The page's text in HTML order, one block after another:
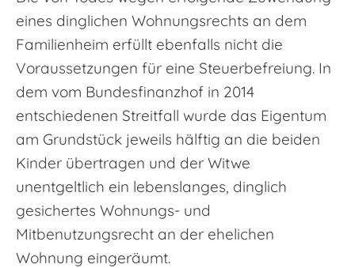
eines dinglichen Wohnungsrechts an dem
Familienheim erfüllt ebenfalls nicht die
Voraussetzungen für eine Steuerbefreiung. In
dem vom Bundesfinanzhof in 2014
entschiedenen Streitfall wurde das Eigentum
am Grundstück jeweils hälftig an die beiden
Kinder übertragen und der Witwe
unentgeltlich ein lebenslanges, dinglich
gesichertes Wohnungs- und
Mitbenutzungsrecht an der ehelichen
Wohnung eingeräumt.